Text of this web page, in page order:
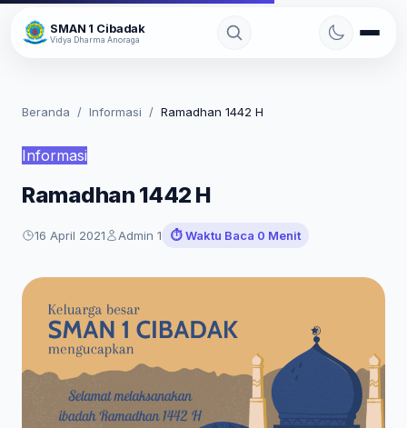
SMAN 1 Cibadak
Vidya Dharma Anoraga
Beranda / Informasi / Ramadhan 1442 H
Informasi
Ramadhan 1442 H
16 April 2021 Admin 1 ⏱️ Waktu Baca 0 Menit